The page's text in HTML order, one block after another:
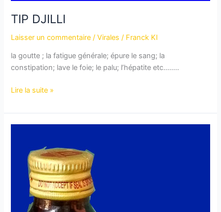
TIP DJILLI
Laisser un commentaire /Virales / Franck KI
la goutte ; la fatigue générale; épure le sang; la
constipation; lave le foie; le palu; l’hépatite etc……..
Lire la suite »